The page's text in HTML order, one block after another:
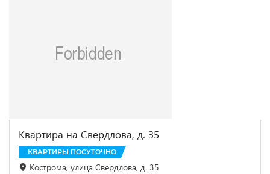
Квартира на Свердлова, д. 35
КВАРТИРЫ ПОСУТОЧНО
Кострома, улица Свердлова, д. 35